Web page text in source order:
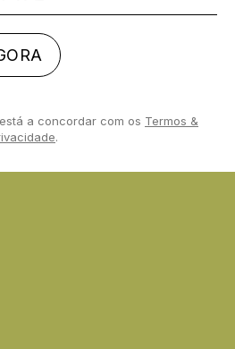
a concordar com os Termos &
.